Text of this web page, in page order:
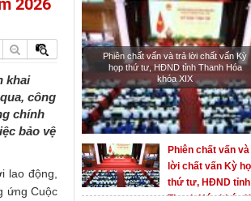
2026
khai
công
chính
bảo vệ
lao động,
ứng Cuộc
Phiên chất vấn và trả lời chất vấn Kỳ
họp thứ tư, HĐND tỉnh Thanh Hóa
khóa XIX
Phiên chất vấn
lời chất vấn Kỳ
thứ tư, HĐND tỉnh
Thanh Hóa khóa